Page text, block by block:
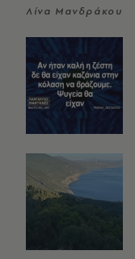
Λίνα Μανδράκου